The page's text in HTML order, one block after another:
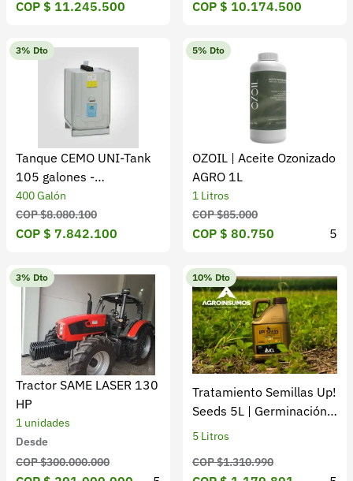
COP $ 11.245.500 COP $ 10.174.500
3% Dto
Tanque CEMO UNI-Tank
105 galones -
Almacenamiento de
diésel
400 Galón
COP $8.080.100
COP $ 7.842.100
5% Dto
OZOIL | Aceite Ozonizado
AGRO 1L
1 Litros
COP $85.000
COP $ 80.750 5
3% Dto
Tractor SAME LASER 130
HP
1 unidades
Desde
COP $300.000.000
10% Dto
Tratamiento Semillas Up!
Seeds 5L | Germinación y
Vigor
5 Litros
COP $1.310.990